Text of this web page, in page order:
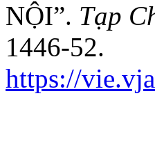
NỘI”. Tạp
1446-52.
https://